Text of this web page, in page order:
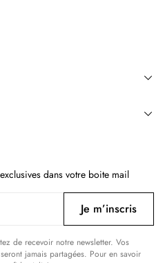
dans votre boite mail
Je m’inscris
de recevoir notre newsletter. Vos
jamais partagées. Pour en savoir